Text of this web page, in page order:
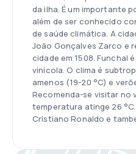
da ilha. É um importante
além de ser conhecido
de saúde climática. A
João Gonçalves Zarco e
cidade em 1508. Funchal
vinícola. O clima é
amenos (19-20 °C) e
Recomenda-se visitar no
temperatura atinge 26
Cristiano Ronaldo e